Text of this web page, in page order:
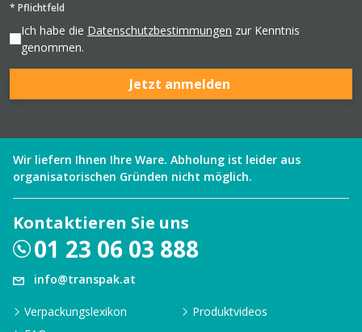
* Pflichtfeld
Ich habe die Datenschutzbestimmungen zur Kenntnis
genommen.
Jetzt anmelden
Wir liefern Ihnen Ihre Ware. Abholung ist leider aus
organisatorischen Gründen nicht möglich.
Kontaktieren Sie uns
01 23 06 03 888
info@transpak.at
Verpackungslexikon
Produktvideos